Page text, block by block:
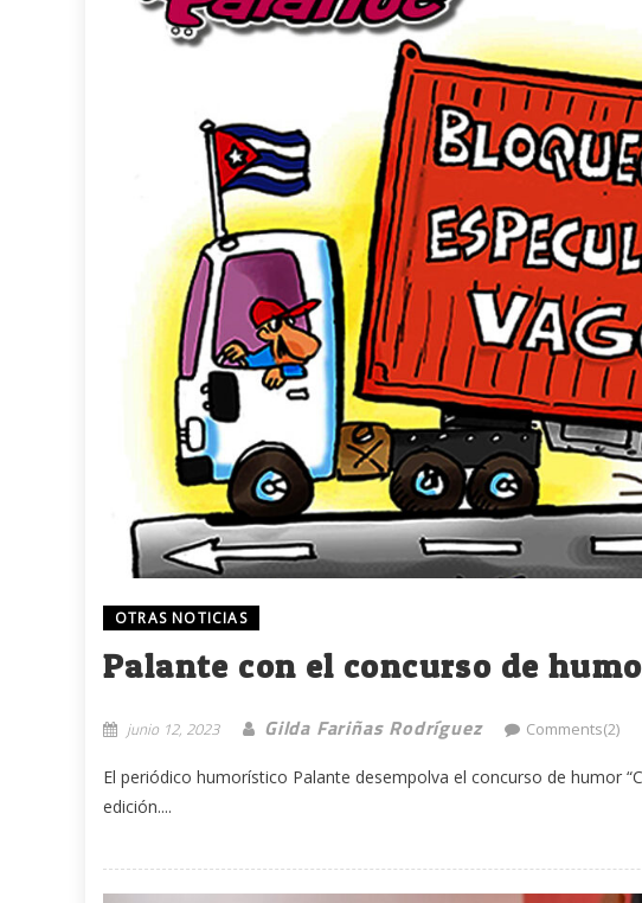
OTRAS NOTICIAS
Palante con el concurso de
junio 12, 2023 Gilda Fariñas Rodríguez Comments(2)
El periódico humorístico Palante desempolva el concurso de humor
edición....